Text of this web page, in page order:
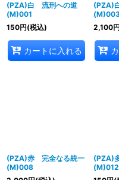
(PZA)白 流刑への道
(M)001
150円(税込)
カートに入れる
(PZA)
2,100円
(PZA)赤 完全なる統一
(M)008
(PZA)
(M)012